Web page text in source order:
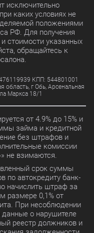
Выбрать
Выбрать
Выбрать
Выбрать
Выбрать
исключительно
каких условиях не
положениями
РФ. Для получения
стоимости указанных
обращайтесь к
КПП: 544801001
область, г Обь, Арсенальная
Маркса 18/1
от 4.9% до 15% и
займа и кредитной
без штрафов и
комиссии
не взимаются.
срок суммы
по автокредиту банк-
начислить штраф за
размере 0,1% от
При несоблюдении
данные о нарушителе
реестр должников и